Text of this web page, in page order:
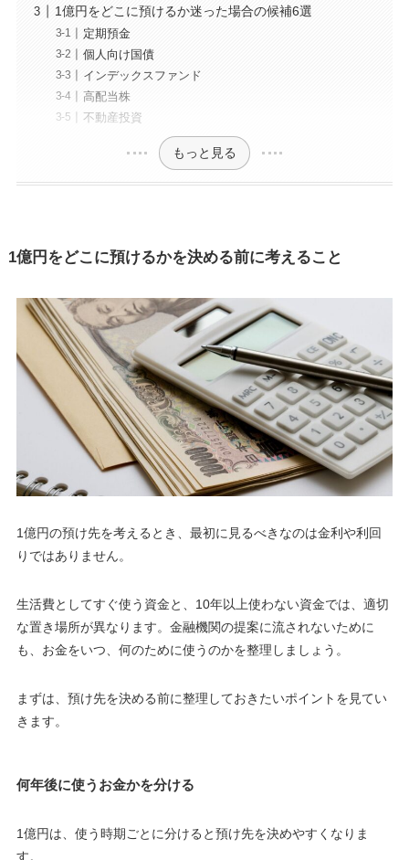
1億円をどこに預けるか迷った場合の候補6選
定期預金
個人向け国債
インデックスファンド
高配当株
不動産投資
もっと見る
1億円をどこに預けるかを決める前に考えること
1億円の預け先を考えるとき、最初に見るべきなのは金利や利回
りではありません。
生活費としてすぐ使う資金と、10年以上使わない資金では、適切
な置き場所が異なります。金融機関の提案に流されないために
も、お金をいつ、何のために使うのかを整理しましょう。
まずは、預け先を決める前に整理しておきたいポイントを見てい
きます。
何年後に使うお金かを分ける
1億円は、使う時期ごとに分けると預け先を決めやすくなりま
す。